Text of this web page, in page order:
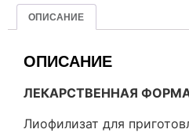
ОПИСАНИЕ
ОПИСАНИЕ
ЛЕКАРСТВЕННАЯ
Лиофилизат для